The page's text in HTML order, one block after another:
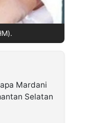
Mardani
Selatan